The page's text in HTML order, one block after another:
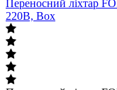
Переносний ліхтар
220В, Box